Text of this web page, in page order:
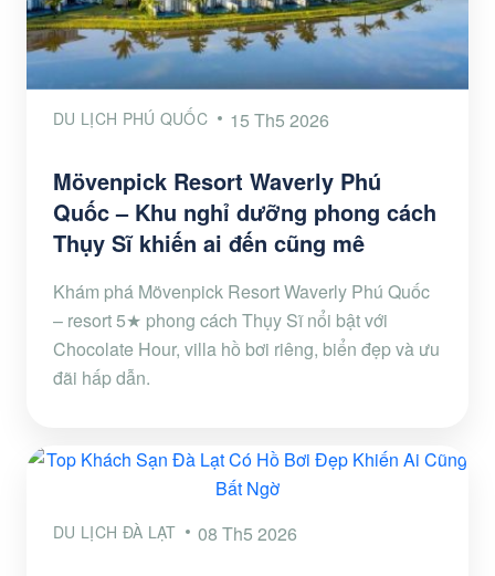
DU LỊCH PHÚ QUỐC 15 Th5 2026
Mövenpick Resort Waverly Phú
Quốc – Khu nghỉ dưỡng phong cách
Thụy Sĩ khiến ai đến cũng mê
Khám phá Mövenpick Resort Waverly Phú Quốc
– resort 5★ phong cách Thụy Sĩ nổi bật với
Chocolate Hour, villa hồ bơi riêng, biển đẹp và ưu
đãi hấp dẫn.
DU LỊCH ĐÀ LẠT 08 Th5 2026